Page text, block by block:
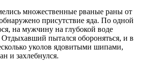
множественные рваные раны от
присутствие яда. По одной
на мужчину на глубокой воде
Отдыхавший пытался обороняться, и в
уколов ядовитыми шипами,
и захлебнулся.